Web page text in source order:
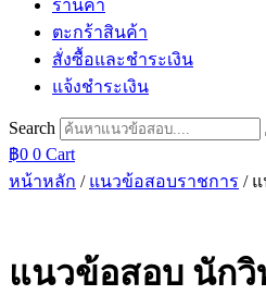
ร้านค้า
ตะกร้าสินค้า
สั่งซื้อและชำระเงิน
แจ้งชำระเงิน
Search
฿0 0 Cart
หน้าหลัก / แนวข้อสอบราชการ /
แนวข้อสอบ นักวิ